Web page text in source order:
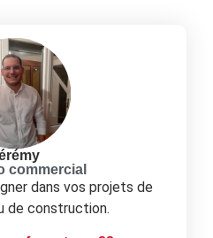
commercial
dans vos projets de
de construction.